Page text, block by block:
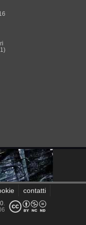
contatti
.